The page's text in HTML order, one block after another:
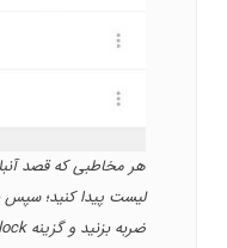
هر مخاطبی که قصد
لیست پیدا کنید؛ سپس
ضربه بزنید و گزینه Unblock را انتخاب کنید.